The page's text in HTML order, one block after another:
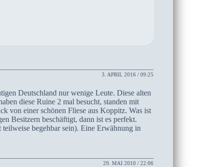
3. APRIL 2016 / 09:25
Deutschland nur wenige Leute. Diese alten
diese Ruine 2 mal besucht, standen mit
von einer schönen Fliese aus Koppitz. Was ist
Besitzern beschäftigt, dann ist es perfekt.
begehbar sein). Eine Erwähnung in
29. MAI 2010 / 22:06